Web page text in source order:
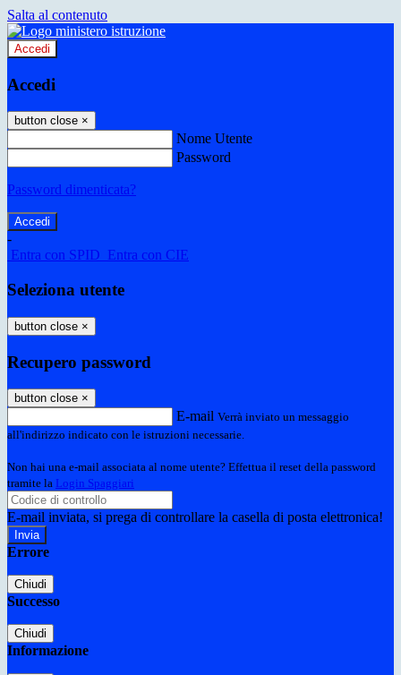
Salta al contenuto
Accedi
Accedi
button close ×
Nome Utente
Password
Password dimenticata?
-
Entra con SPID Entra con CIE
Seleziona utente
button close ×
Recupero password
button close ×
E-mail Verrà inviato un messaggio
all'indirizzo indicato con le istruzioni necessarie.
Non hai una e-mail associata al nome utente? Effettua il reset della password
tramite la Login Spaggiari
E-mail inviata, si prega di controllare la casella di posta elettronica!
Errore
Chiudi
Successo
Chiudi
Informazione